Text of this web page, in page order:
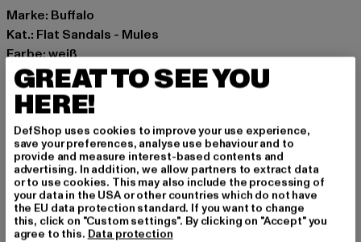
Marke: Buffalo
Kat.: Flat Sandals - Mules
Farbe: weiß
Hersteller Farbe: brown/cream cow
Obermaterial: sonstiges Material
Innenfutter: sonstiges Material
Art.Nr: 1602348-22841
Hersteller: Buffalo Boots GmbH |service-de@buffalo-
boots.com
Schanzenstraße 41 | 51063 Köln | DE
GREAT TO SEE YOU
HERE!
DefShop uses cookies to improve your use experience,
save your preferences, analyse use behaviour and to
provide and measure interest-based contents and
advertising. In addition, we allow partners to extract data
or to use cookies. This may also include the processing of
your data in the USA or other countries which do not have
the EU data protection standard. If you want to change
this, click on "Custom settings". By clicking on "Accept" you
agree to this. Data protection